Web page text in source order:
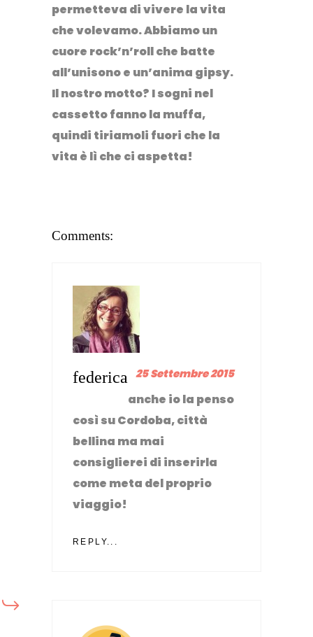
permetteva di vivere la vita
che volevamo. Abbiamo un
cuore rock’n’roll che batte
all’unisono e un’anima gipsy.
Il nostro motto? I sogni nel
cassetto fanno la muffa,
quindi tiriamoli fuori che la
vita è lì che ci aspetta!
Comments:
federica 25 Settembre 2015
anche io la penso
così su Cordoba, città
bellina ma mai
consiglierei di inserirla
come meta del proprio
viaggio!
REPLY...